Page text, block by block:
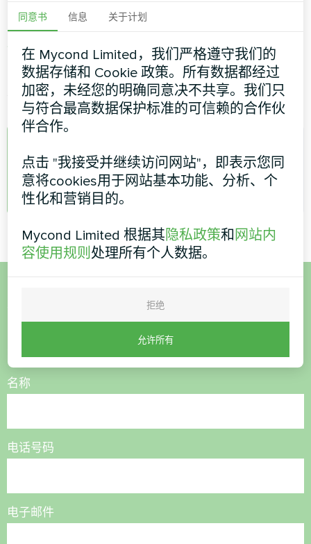
可从以下网站下载 Mycond 应用程序
序商店
安装应用程序后，您需要启动它并创建一个新账
户。
A
想购买或有疑问？
联系我们，我们将为您提供帮助
名称
电话号码
电子邮件
同意书 信息 关于计划
在 Mycond Limited，我们严格遵守我们的
数据存储和 Cookie 政策。所有数据都经过
加密，未经您的明确同意决不共享。我们只
与符合最高数据保护标准的可信赖的合作伙
伴合作。
点击 "我接受并继续访问网站"，即表示您同
意将cookies用于网站基本功能、分析、个
性化和营销目的。
Mycond Limited 根据其隐私政策和 网站内
容使用规则 处理所有个人数据。
拒绝
允许所有